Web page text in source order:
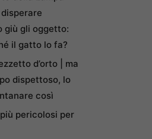
giù gli oggetto:
il gatto lo fa?
d’orto | ma
dispettoso, lo
così
pericolosi per